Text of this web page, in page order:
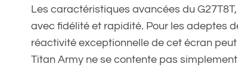
Les caractéristiques avancées du
avec fidélité et rapidité. Pour les adeptes
réactivité exceptionnelle de cet écran
Titan Army ne se contente pas